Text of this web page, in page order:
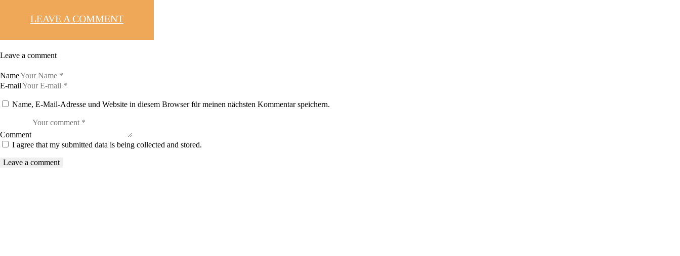
LEAVE A COMMENT
Leave a comment
Name
E-mail
Name, E-Mail-Adresse und Website in diesem Browser für meinen nächsten Kommentar speichern.
Comment
I agree that my submitted data is being collected and stored.